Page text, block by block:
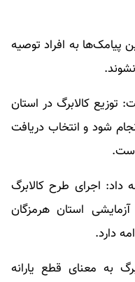
پیامک‌ها به افراد توصیه
توزیع کالابرگ در استان
شود و انتخاب دریافت
است.
داد: اجرای طرح کالابرگ
استان هرمزگان
دارد.
به معنای قطع یارانه